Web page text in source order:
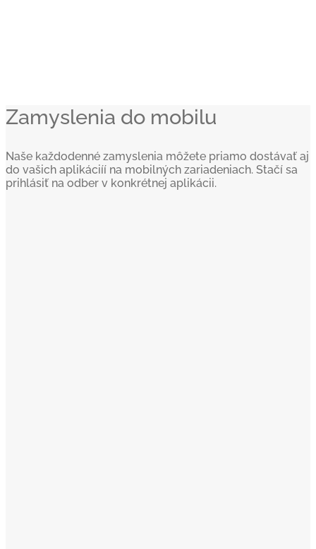
Zamyslenia do mobilu
Naše každodenné zamyslenia môžete priamo dostávať aj
do vašich aplikáciíí na mobilných zariadeniach. Stačí sa
prihlásiť na odber v konkrétnej aplikácii.